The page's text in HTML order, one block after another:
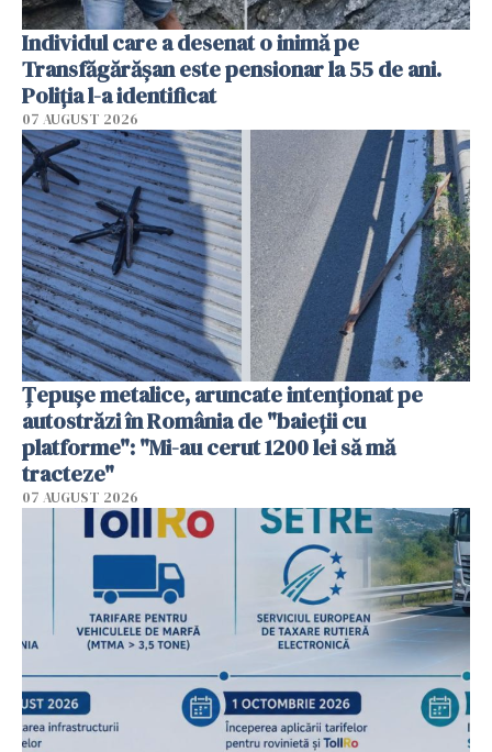
Individul care a desenat o inimă pe
Transfăgărășan este pensionar la 55 de ani.
Poliția l-a identificat
07 AUGUST 2026
Țepușe metalice, aruncate intenționat pe
autostrăzi în România de "baieții cu
platforme": "Mi-au cerut 1200 lei să mă
tracteze"
07 AUGUST 2026